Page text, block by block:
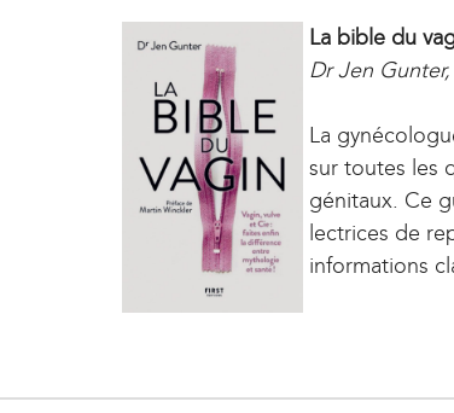
La bible du
Dr Jen
La
sur toutes les
génitaux. Ce
lectrices de
informations